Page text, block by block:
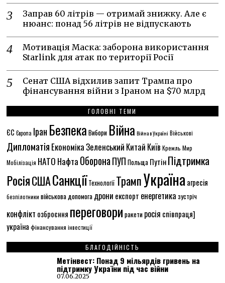
Заправ 60 літрів — отримай знижку. Але є
нюанс: понад 56 літрів не відпускають
Мотивація Маска: заборона використання
Starlink для атак по території Росії
Сенат США відхилив запит Трампа про
фінансування війни з Іраном на $70 млрд
ГОЛОВНІ ТЕМИ
ЄС Європа Іран Безпека Вибори Війна Війна в Україні Військові
Дипломатія ЕкономікаЗеленський Китай Київ Кремль Мир
Мобілізація НАТО Нафта ОборонаПУП Польща ПутінПідтримка
РосіяСШАСанкціїТехнологіїТрампУкраїна агресія
безпілотники військова допомога дрони експорт енергетика зустріч
конфлікт озброєння переговори ракети росія співпраця]
україна фінансування інвестиції
БЛАГОДІЙНІСТЬ
Метінвест: Понад 9 мільярдів гривень на
підтримку України під час війни
07.06.2025